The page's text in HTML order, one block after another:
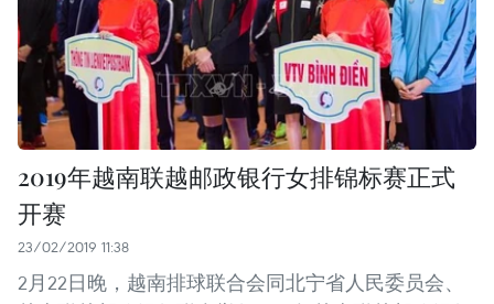
2019年越南联越邮政银行女排锦标赛正式
开赛
23/02/2019 11:38
2月22日晚，越南排球联合会同北宁省人民委员会、